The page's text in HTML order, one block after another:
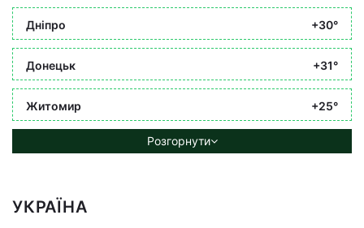
Дніпро +30°
Донецьк +31°
Житомир +25°
Розгорнути
УКРАЇНА